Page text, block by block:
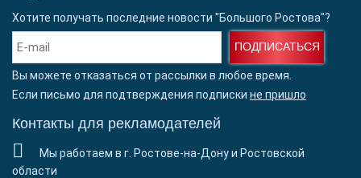
Хотите получать последние новости "Большого Ростова"?
ПОДПИСАТЬСЯ
Вы можете отказаться от рассылки в любое время.
Если письмо для подтверждения подписки не пришло
Контакты для рекламодателей
Мы работаем в г. Ростове-на-Дону и Ростовской
области